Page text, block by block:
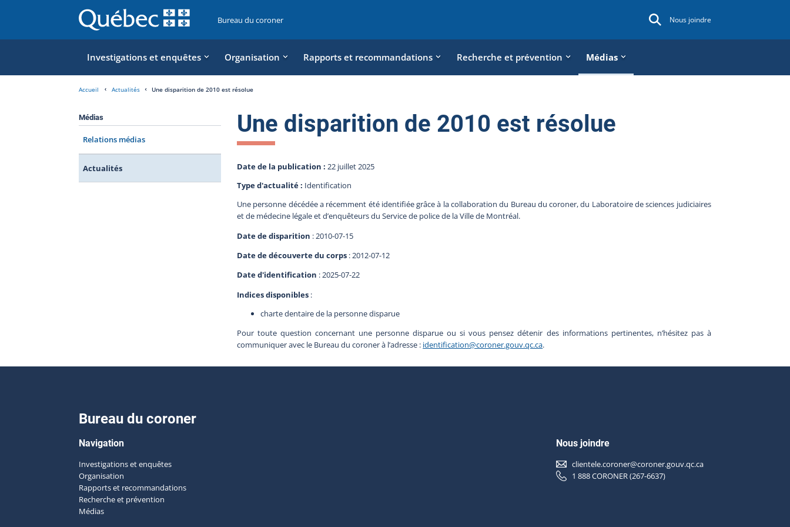
Bureau du coroner Nous joindre
Investigations et enquêtes Organisation Rapports et recommandations Recherche et prévention Médias
Accueil Actualités Une disparition de 2010 est résolue
Médias
Relations médias
Actualités
Une disparition de 2010 est résolue
Date de la publication :22 juillet 2025
Type d'actualité : Identification
Une personne décédée a récemment été identifiée grâce à la collaboration du Bureau du coroner, du Laboratoire de sciences judiciaires
et de médecine légale et d’enquêteurs du Service de police de la Ville de Montréal.
Date de disparition : 2010-07-15
Date de découverte du corps : 2012-07-12
Date d'identification : 2025-07-22
Indices disponibles :
charte dentaire de la personne disparue
Pour toute question concernant une personne disparue ou si vous pensez détenir des informations pertinentes, n’hésitez pas à
communiquer avec le Bureau du coroner à l’adresse : identification@coroner.gouv.qc.ca.
Bureau du coroner
Navigation
Investigations et enquêtes
Organisation
Rapports et recommandations
Recherche et prévention
Médias
Nous joindre
clientele.coroner@coroner.gouv.qc.ca
1 888 CORONER (267-6637)